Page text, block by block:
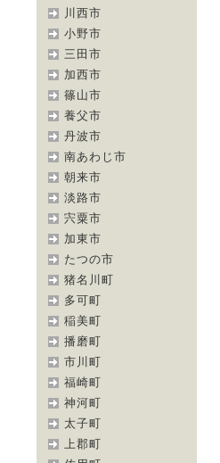
川西市
小野市
三田市
加西市
篠山市
養父市
丹波市
南あわじ市
朝来市
淡路市
宍粟市
加東市
たつの市
猪名川町
多可町
稲美町
播磨町
市川町
福崎町
神河町
太子町
上郡町